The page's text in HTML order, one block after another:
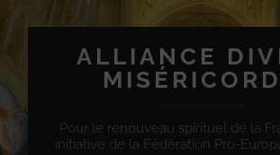
ALLIANCE
Pour le renouveau spirituel de la
initiative de la Fédération Pro-